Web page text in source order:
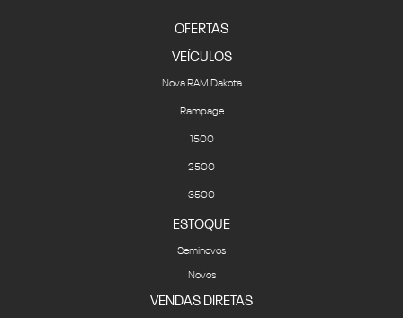
OFERTAS
VEÍCULOS
Nova RAM Dakota
Rampage
1500
2500
3500
ESTOQUE
Seminovos
Novos
VENDAS DIRETAS